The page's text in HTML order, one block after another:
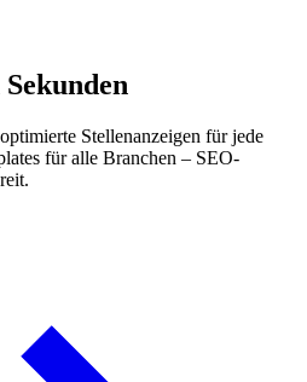
Sekunden
Stellenanzeigen für jede
für alle Branchen – SEO-